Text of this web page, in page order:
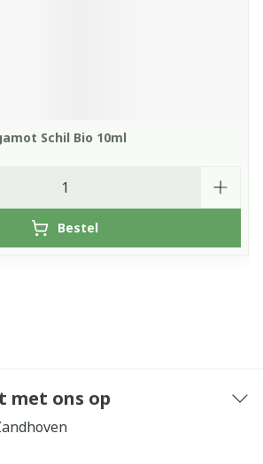
Schil Bio 10ml
Bestel
met ons op